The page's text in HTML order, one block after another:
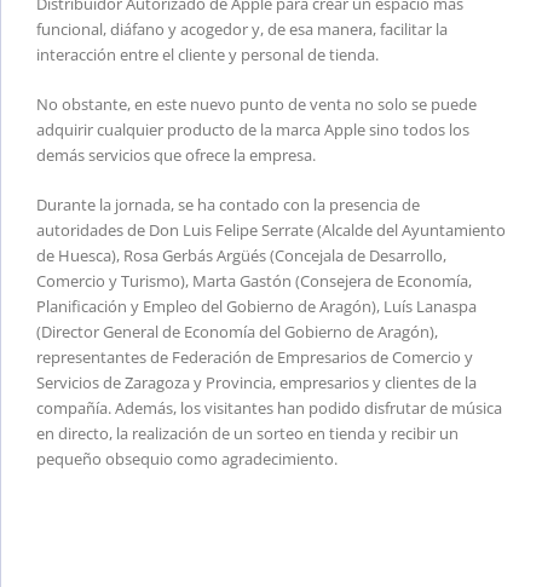
funcional, diáfano y acogedor y, de esa manera, facilitar la
interacción entre el cliente y personal de tienda.
No obstante, en este nuevo punto de venta no solo se puede
adquirir cualquier producto de la marca Apple sino todos los
demás servicios que ofrece la empresa.
Durante la jornada, se ha contado con la presencia de
autoridades de Don Luis Felipe Serrate (Alcalde del Ayuntamiento
de Huesca), Rosa Gerbás Argüés (Concejala de Desarrollo,
Comercio y Turismo), Marta Gastón (Consejera de Economía,
Planificación y Empleo del Gobierno de Aragón), Luís Lanaspa
(Director General de Economía del Gobierno de Aragón),
representantes de Federación de Empresarios de Comercio y
Servicios de Zaragoza y Provincia, empresarios y clientes de la
compañía. Además, los visitantes han podido disfrutar de música
en directo, la realización de un sorteo en tienda y recibir un
pequeño obsequio como agradecimiento.